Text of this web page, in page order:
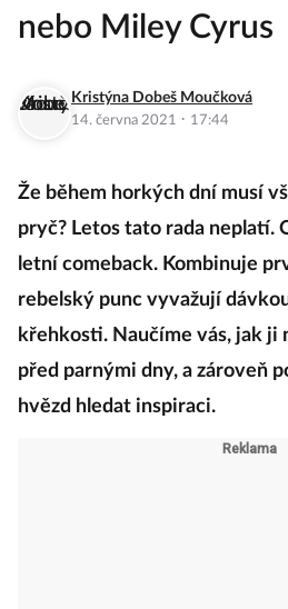
nebo Miley Cyrus
Kristýna Dobeš Moučková
14. června 2021 · 17:44
Že během horkých dní musí
pryč? Letos tato rada neplatí.
letní comeback. Kombinuje
rebelský punc vyvažují
křehkosti. Naučíme vás, jak ji
před parnými dny, a zároveň
hvězd hledat inspiraci.